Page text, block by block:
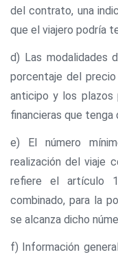
del contrato, una
que el viajero podría
d) Las modalidades
porcentaje del
anticipo y los plazos
financieras que tenga
e) El número
realización del viaje
refiere el artículo
combinado, para la
se alcanza dicho
f) Información